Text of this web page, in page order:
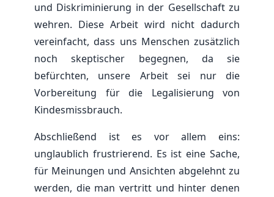
und Diskriminierung in der Gesellschaft zu
wehren. Diese Arbeit wird nicht dadurch
vereinfacht, dass uns Menschen zusätzlich
noch skeptischer begegnen, da sie
befürchten, unsere Arbeit sei nur die
Vorbereitung für die Legalisierung von
Kindesmissbrauch.
Abschließend ist es vor allem eins:
unglaublich frustrierend. Es ist eine Sache,
für Meinungen und Ansichten abgelehnt zu
werden, die man vertritt und hinter denen